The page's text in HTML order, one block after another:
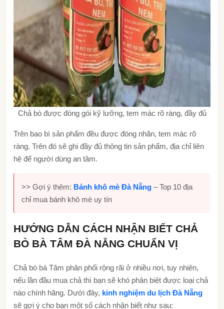
Chả bò được đóng gói kỹ lưỡng, tem mác rõ ràng, đầy đủ
Trên bao bì sản phẩm đều được đóng nhãn, tem mác rõ
ràng. Trên đó sẽ ghi đầy đủ thông tin sản phẩm, địa chỉ liên
hệ để người dùng an tâm.
>> Gợi ý thêm: Bánh khô mè Đà Nẵng – Top 10 địa
chỉ mua bánh khô mè uy tín
HƯỚNG DẪN CÁCH NHẬN BIẾT CHẢ
BÒ BÀ TÂM ĐÀ NẴNG CHUẨN VỊ
Chả bò bà Tâm phân phối rộng rãi ở nhiều nơi, tuy nhiên,
nếu lần đầu mua chả thì bạn sẽ khó phân biệt được loại chả
nào chính hãng. Dưới đây, kinh nghiệm du lịch Đà Nẵng
sẽ gợi ý cho bạn một số cách nhận biết như sau: